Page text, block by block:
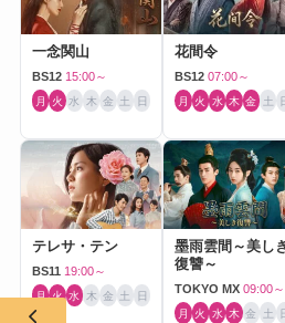
一念関山
BS12 15:00～
月 火 水 木 金 土 日
花間令
BS12 07:00～
月 火 水 木 金 土
テレサ・テン
BS11 19:00～
月 火 水 木 金 土 日
墨雨雲間～美し
復讐～
TOKYO MX 09:00～
月 火 水 木 金 土